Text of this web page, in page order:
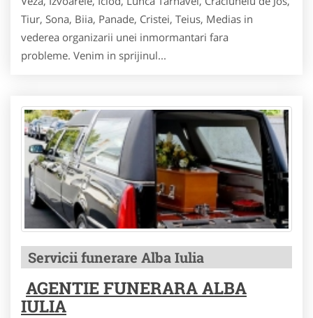
Tiur, Sona, Biia, Panade, Cristei, Teius, Medias in
vederea organizarii unei inmormantari fara
probleme. Venim in sprijinul...
Servicii funerare Alba Iulia
AGENTIE FUNERARA ALBA
IULIA